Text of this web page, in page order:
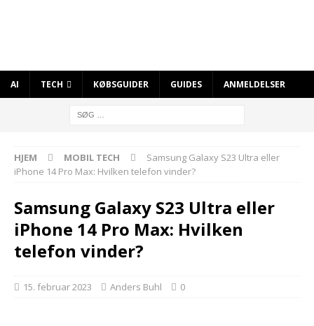
AI TECH KØBSGUIDER GUIDES ANMELDELSER
HJEM MOBIL TECH
Samsung Galaxy S23 Ultra eller
iPhone 14 Pro Max: Hvilken telefon vinder?
Samsung Galaxy S23 Ultra eller
iPhone 14 Pro Max: Hvilken
telefon vinder?
15. februar 2023 Anders Buhl 0